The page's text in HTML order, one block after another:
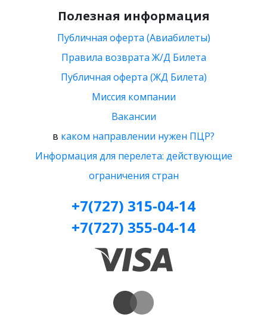
Полезная информация
Публичная оферта (Авиабилеты)
Правила возврата Ж/Д Билета
Публичная оферта (ЖД Билета)
Миссия компании
Вакансии
в каком направлении нужен ПЦР?
Информация для перелета: действующие
ограничения стран
+7(727) 315-04-14
+7(727) 355-04-14